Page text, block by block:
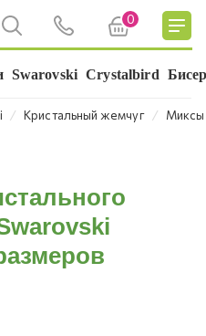
0
Swarovski Crystalbird
⁄ Кристальный жемчуг ⁄